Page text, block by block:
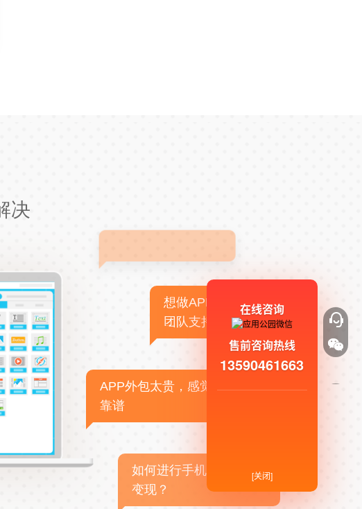
决
想做APP，但没有技术
团队支持
APP外包太贵，感觉不
靠谱
如何进行手机APP商业
变现？
在线咨询
售前咨询热线
13590461663
[关闭]